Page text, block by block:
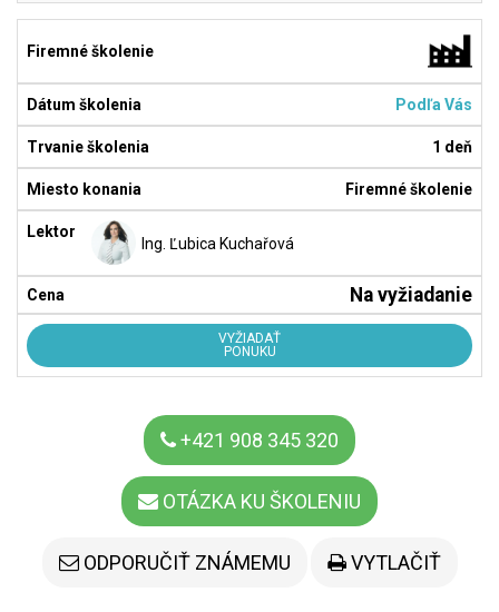
Podľa Vás
1 deň
Firemné školenie
Ing. Ľubica Kuchařová
Na vyžiadanie
VYŽIADAŤ
PONUKU
+421 908 345 320
OTÁZKA KU ŠKOLENIU
ODPORUČIŤ ZNÁMEMU VYTLAČIŤ